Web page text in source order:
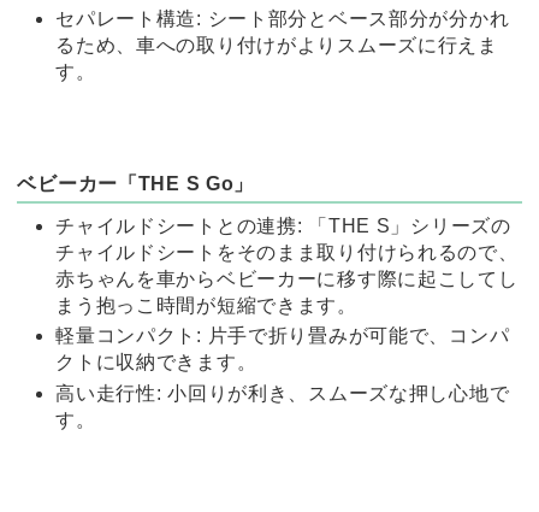
セパレート構造: シート部分とベース部分が分かれ
るため、車への取り付けがよりスムーズに行えま
す。
ベビーカー「THE S Go」
チャイルドシートとの連携: 「THE S」シリーズの
チャイルドシートをそのまま取り付けられるので、
赤ちゃんを車からベビーカーに移す際に起こしてし
まう抱っこ時間が短縮できます。
軽量コンパクト: 片手で折り畳みが可能で、コンパ
クトに収納できます。
高い走行性: 小回りが利き、スムーズな押し心地で
す。